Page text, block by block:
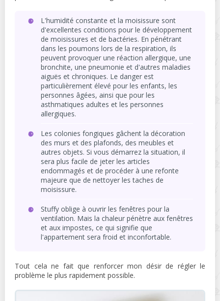
L'humidité constante et la moisissure sont
d'excellentes conditions pour le développement
de moisissures et de bactéries. En pénétrant
dans les poumons lors de la respiration, ils
peuvent provoquer une réaction allergique, une
bronchite, une pneumonie et d'autres maladies
aiguës et chroniques. Le danger est
particulièrement élevé pour les enfants, les
personnes âgées, ainsi que pour les
asthmatiques adultes et les personnes
allergiques.
Les colonies fongiques gâchent la décoration
des murs et des plafonds, des meubles et
autres objets. Si vous démarrez la situation, il
sera plus facile de jeter les articles
endommagés et de procéder à une refonte
majeure que de nettoyer les taches de
moisissure.
Stuffy oblige à ouvrir les fenêtres pour la
ventilation. Mais la chaleur pénètre aux fenêtres
et aux impostes, ce qui signifie que
l'appartement sera froid et inconfortable.
Tout cela ne fait que renforcer mon désir de régler le
problème le plus rapidement possible.